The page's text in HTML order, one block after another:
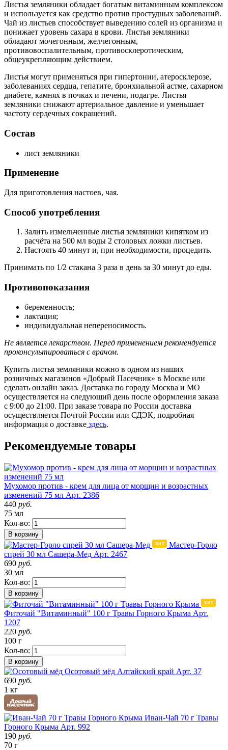
Листья земляники обладает богатым витаминным комплексом
и используется как средство против простудных заболеваний.
Чай из листьев способствует выведению солей из организма и
понижает уровень сахара в крови. Листья земляники
обладают мочегонным, желчегонным,
противовоспалительным, противосклеротическим,
общеукрепляющим действием.
Листья могут применяться при гипертонии, атеросклерозе,
заболеваниях сердца, гепатите, бронхиальной астме, сахарном
диабете, камнях в почках и печени, подагре. Листья
земляники снижают артериальное давление и уменьшает
частоту сердечных сокращений.
Состав
лист земляники
Применение
Для приготовления настоев, чая.
Способ употребления
Залить измельченные листья земляники кипятком из
расчёта на 500 мл воды 2 столовых ложки листьев.
Настоять 40 минут и, при необходимости, процедить.
Принимать по 1/2 стакана 3 раза в день за 30 минут до еды.
Противопоказания
беременность;
лактация;
индивидуальная непереносимость.
Не является лекарством. Перед применением рекомендуется
проконсультироваться с врачом.
Купить листья земляники можно в одном из наших
розничных магазинов «Добрый Пасечник» в Москве или
сделать онлайн заказ. Доставка по городу Москва и МО
осуществляется на следующий день после оформления заказа
с 9:00 до 21:00. При заказе товара по России доставка
осуществляется Почтой России или СДЭК, подробная
информация о доставке здесь.
Рекомендуемые товары
Мухомор против - крем для лица от морщин и возрастных
изменений 75 мл Арт. 2386
440 руб.
75 мл
Кол-во:
В корзину
Мастер-Горло
спрей 30 мл Сашера-Мед Арт. 2467
690 руб.
30 мл
Кол-во:
В корзину
Фиточай "Витаминный" 100 г Травы Горного Крыма Арт.
1207
220 руб.
100 г
Кол-во:
В корзину
Осотовый мёд Алтайский край Арт. 37
690 руб.
1 кг
Иван-Чай 70 г Травы
Горного Крыма Арт. 992
190 руб.
70 г